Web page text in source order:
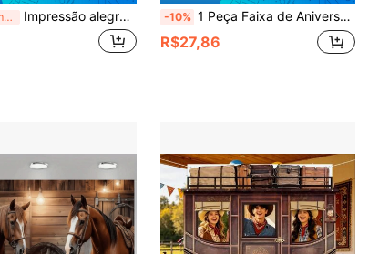
Últimos 3 dias Impressão alegre de vaca com Bottom de celeiro: Cenário de celeiro de rancho do oeste, feno de celeiro de vaca, adequado para festa, batizado e cabine fotográfica -10% 1 Peça Faixa de Aniversário com Tema de Cowboy Ocidental, Feita de Material de Poliéster, Adequada para Festa de Aniversário com Tema de Cowboy, Casamento, Aniversário de Adulto, Decoração Interna e Externa, Casa, Jardim, Decoração de Quintal, Decoração de Festa com Tema Ocidental e Outros Eventos Temáticos.
R$27,86